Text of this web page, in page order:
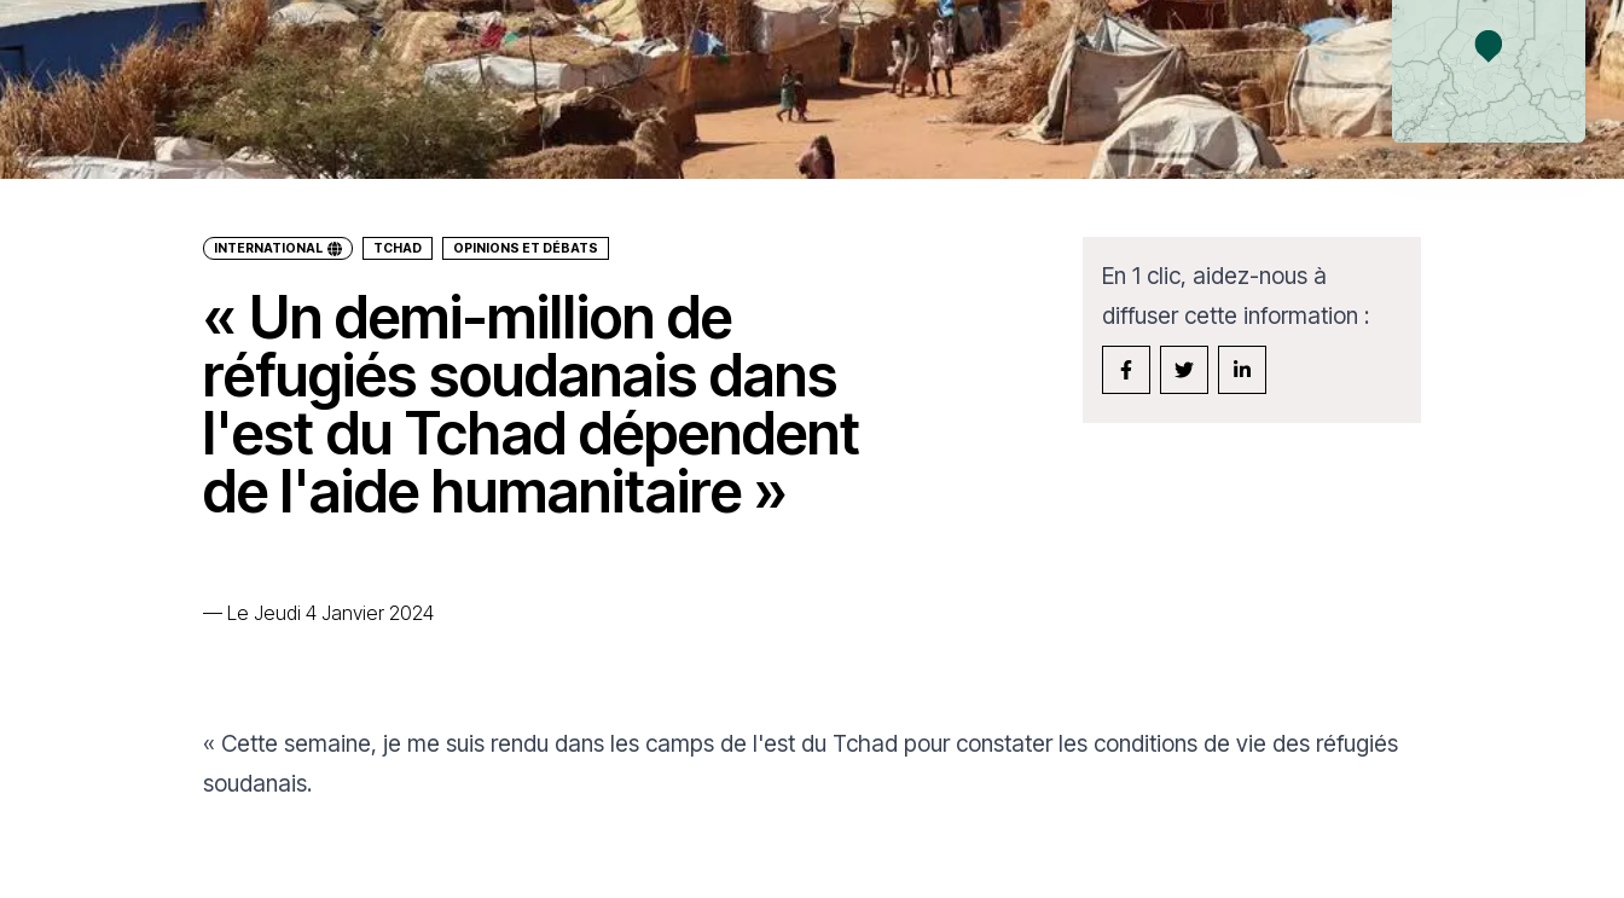
INTERNATIONAL TCHAD OPINIONS ET DÉBATS
« Un demi-million de
réfugiés soudanais dans
l'est du Tchad dépendent
de l'aide humanitaire »
— Le Jeudi 4 Janvier 2024
En 1 clic, aidez-nous à
diffuser cette information :
« Cette semaine, je me suis rendu dans les camps de l'est du Tchad pour constater les conditions de vie des réfugiés
soudanais.